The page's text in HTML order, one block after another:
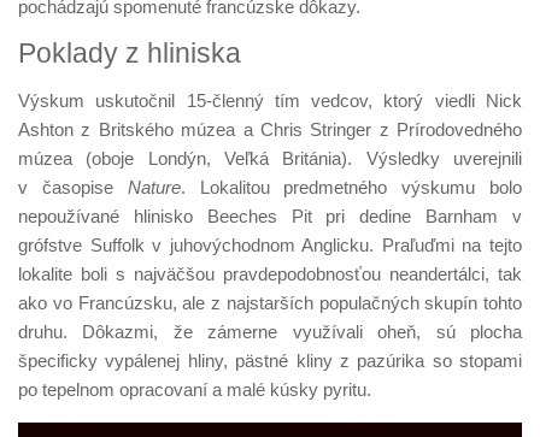
pochádzajú spomenuté francúzske dôkazy.
Poklady z hliniska
Výskum uskutočnil 15-členný tím vedcov, ktorý viedli Nick
Ashton z Britského múzea a Chris Stringer z Prírodovedného
múzea (oboje Londýn, Veľká Británia). Výsledky uverejnili
v časopise Nature. Lokalitou predmetného výskumu bolo
nepoužívané hlinisko Beeches Pit pri dedine Barnham v
grófstve Suffolk v juhovýchodnom Anglicku. Praľuďmi na tejto
lokalite boli s najväčšou pravdepodobnosťou neandertálci, tak
ako vo Francúzsku, ale z najstarších populačných skupín tohto
druhu. Dôkazmi, že zámerne využívali oheň, sú plocha
špecificky vypálenej hliny, pästné kliny z pazúrika so stopami
po tepelnom opracovaní a malé kúsky pyritu.